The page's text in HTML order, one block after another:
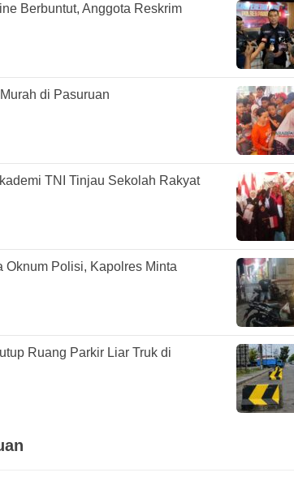
Berbuntut, Anggota Reskrim
di Pasuruan
TNI Tinjau Sekolah Rakyat
Polisi, Kapolres Minta
Ruang Parkir Liar Truk di